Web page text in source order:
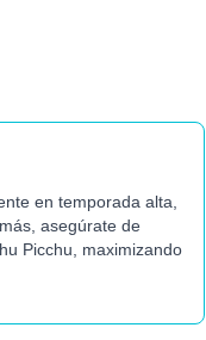
en temporada alta,
asegúrate de
Picchu, maximizando